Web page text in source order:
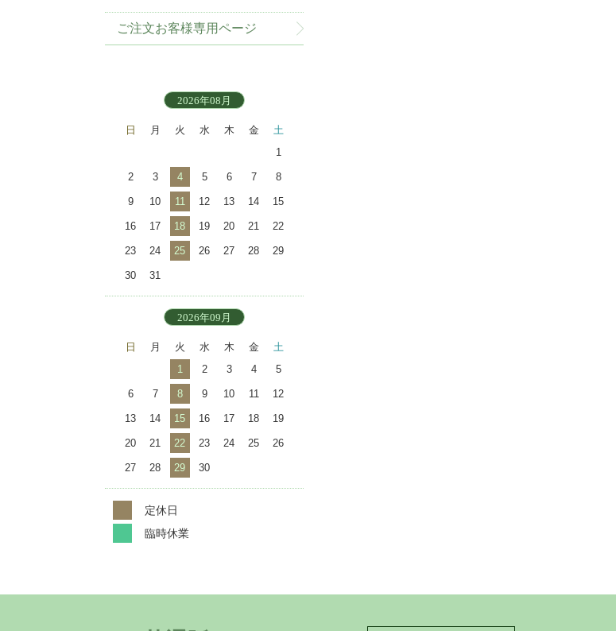
ご注文お客様専用ページ
2026年08月
日 月 火 水 木 金
土
1
2 3 4 5 6 7 8
9 10 11 12 13 14 15
16 17 18 19 20 21 22
23 24 25 26 27 28 29
30 31
2026年09月
日 月 火 水 木 金
土
1
2 3 4 5
6 7 8 9 10 11 12
13 14 15 16 17 18 19
20 21 22 23 24 25 26
27 28 29 30
定休日
臨時休業